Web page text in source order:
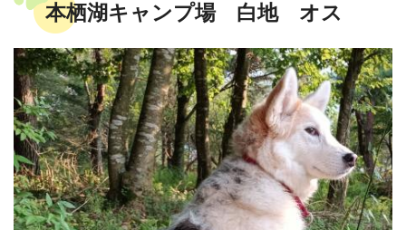
本栖湖キャンプ場 白地 オス